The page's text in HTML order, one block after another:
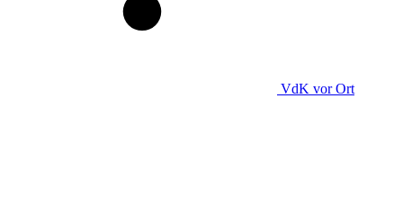
VdK vor Ort